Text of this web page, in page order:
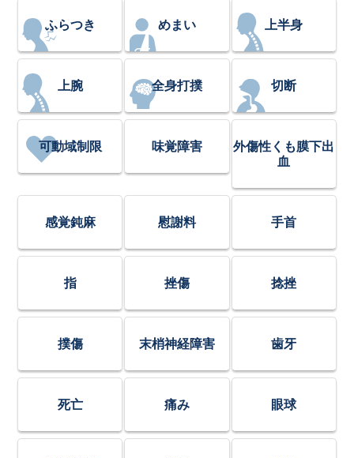
ふらつき めまい 上半身
上腕 全身打撲 切断
可動域制限 味覚障害
外傷性くも膜下出
血
感覚鈍麻 慰謝料 手首
指 挫傷 捻挫
撲傷 末梢神経障害 歯牙
死亡 痛み 眼球